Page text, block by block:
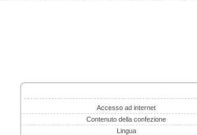
Accesso ad internet
Contenuto della confezione
Lingua